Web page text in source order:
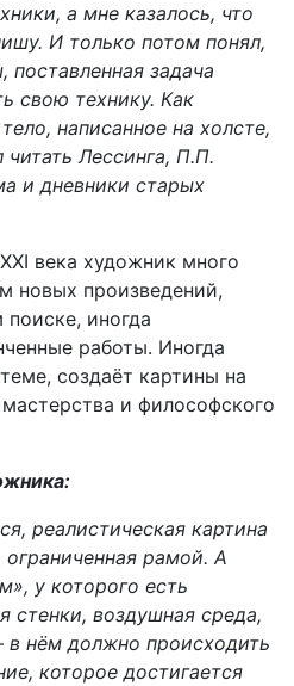
а мне казалось, что
И только потом понял,
поставленная задача
свою технику. Как
написанное на холсте,
читать Лессинга, П.П.
и дневники старых
XXI века художник много
новых произведений,
иногда
работы. Иногда
создаёт картины на
и философского
реалистическая картина
ограниченная рамой. А
у которого есть
стенки, воздушная среда,
в нём должно происходить
которое достигается